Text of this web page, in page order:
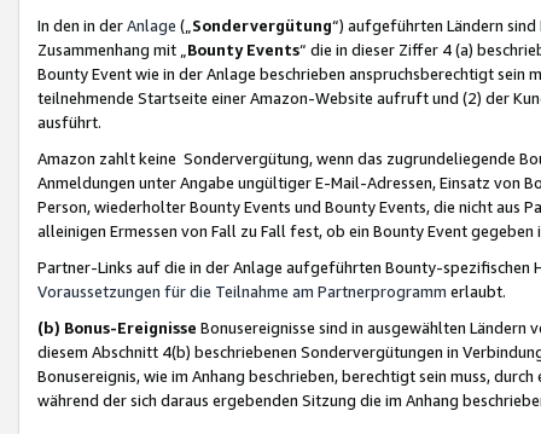
In den in derAnlage („ Sondervergütung“) aufgeführten Ländern
Zusammenhang mit „ Bounty Events“ die in dieser Ziffer 4 (a)
Bounty Event wie in der Anlage beschrieben anspruchsberechtigt sein
teilnehmende Startseite einer Amazon-Website aufruft und (2) der
ausführt.
Amazon zahlt keine Sondervergütung, wenn das zugrundeliegende
Anmeldungen unter Angabe ungültiger E-Mail-Adressen, Einsatz von
Person, wiederholter Bounty Events und Bounty Events, die nicht
alleinigen Ermessen von Fall zu Fall fest, ob ein Bounty Event
Partner-Links auf die in der Anlage aufgeführten Bounty-spezifischen
Voraussetzungen für die Teilnahme am Partnerprogramm erlaubt.
(b) Bonus-Ereignisse Bonusereignisse sind in ausgewählten Ländern
diesem Abschnitt 4(b) beschriebenen Sondervergütungen in
Bonusereignis, wie im Anhang beschrieben, berechtigt sein muss,
während der sich daraus ergebenden Sitzung die im Anhang